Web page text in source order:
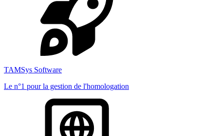
TAMSys Software
Le n°1 pour la gestion de l'homologation